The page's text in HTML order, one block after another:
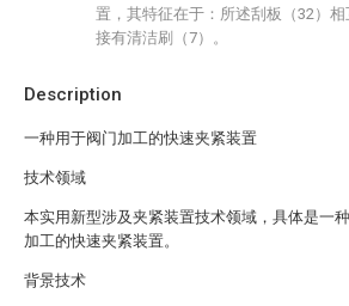
Description
一种用于阀门加工的快速夹紧装置
技术领域
本实用新型涉及夹紧装置技术领域，具体是一
加工的快速夹紧装置。
背景技术
置，其特征在于：所述刮板（32）
接有清洁刷（7）。